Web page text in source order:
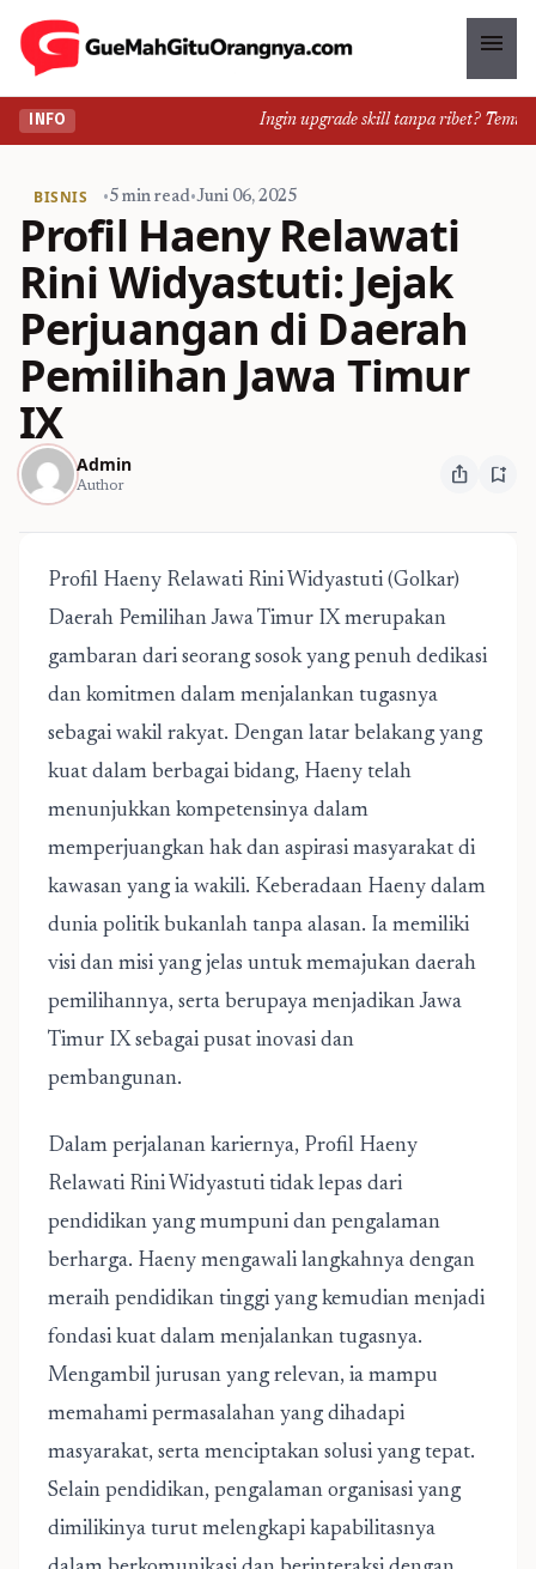
menu
INFO Ingin upgrade skill tanpa ribet?
BISNIS •5 min read•Juni 06, 2025
Profil Haeny Relawati
Rini Widyastuti: Jejak
Perjuangan di Daerah
Pemilihan Jawa Timur
IX
Admin
Author ios_share bookmark_add
Profil Haeny Relawati Rini Widyastuti (Golkar)
Daerah Pemilihan Jawa Timur IXmerupakan
gambaran dari seorang sosok yang penuh dedikasi
dan komitmen dalam menjalankan tugasnya
sebagai wakil rakyat. Dengan latar belakang yang
kuat dalam berbagai bidang, Haeny telah
menunjukkan kompetensinya dalam
memperjuangkan hak dan aspirasi masyarakat di
kawasan yang ia wakili. Keberadaan Haeny dalam
dunia politik bukanlah tanpa alasan. Ia memiliki
visi dan misi yang jelas untuk memajukan daerah
pemilihannya, serta berupaya menjadikan Jawa
Timur IX sebagai pusat inovasi dan
pembangunan.
Dalam perjalanan kariernya, Profil Haeny
Relawati Rini Widyastuti tidak lepas dari
pendidikan yang mumpuni dan pengalaman
berharga. Haeny mengawali langkahnya dengan
meraih pendidikan tinggi yang kemudian menjadi
fondasi kuat dalam menjalankan tugasnya.
Mengambil jurusan yang relevan, ia mampu
memahami permasalahan yang dihadapi
masyarakat, serta menciptakan solusi yang tepat.
Selain pendidikan, pengalaman organisasi yang
dimilikinya turut melengkapi kapabilitasnya